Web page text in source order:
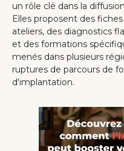
un rôle clé dans la
Elles proposent des
ateliers, des diagnostics
et des formations
menés dans plusieurs
ruptures de parcours de
d'implantation.